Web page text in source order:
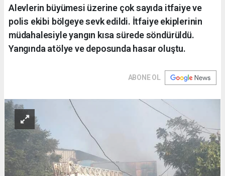
Alevlerin büyümesi üzerine çok sayıda itfaiye ve
polis ekibi bölgeye sevk edildi. İtfaiye ekiplerinin
müdahalesiyle yangın kısa sürede söndürüldü.
Yangında atölye ve deposunda hasar oluştu.
ABONE OL